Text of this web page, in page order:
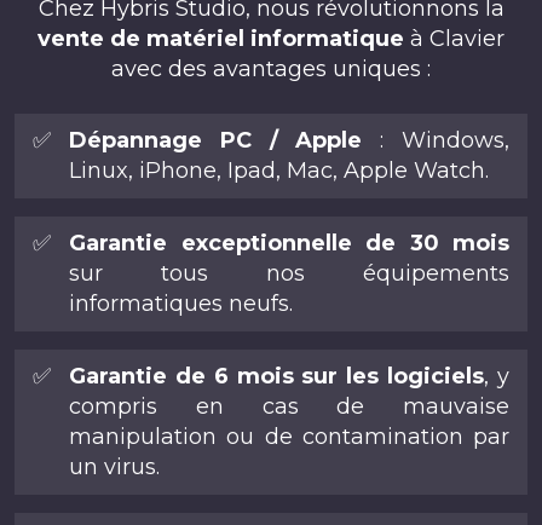
Chez Hybris Studio, nous révolutionnons la
vente de matériel informatique à Clavier
avec des avantages uniques :
✅ Dépannage PC / Apple : Windows,
Linux, iPhone, Ipad, Mac, Apple Watch.
✅
Garantie exceptionnelle de 30 mois
sur tous nos équipements
informatiques neufs.
✅ Garantie de 6 mois sur les logiciels, y
compris en cas de mauvaise
manipulation ou de contamination par
un virus.